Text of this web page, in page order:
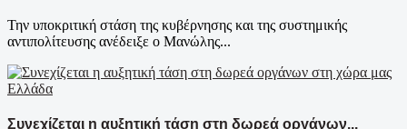
Την υποκριτική στάση της κυβέρνησης και της συστημικής
αντιπολίτευσης ανέδειξε ο Μανώλης...
Ελλάδα
Συνεχίζεται η αυξητική τάση στη δωρεά οργάνων...